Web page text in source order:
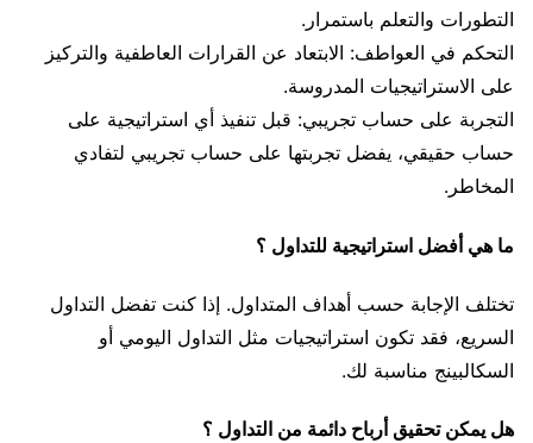
التطورات والتعلم باستمرار.
التحكم في العواطف: الابتعاد عن القرارات العاطفية والتركيز
على الاستراتيجيات المدروسة.
التجربة على حساب تجريبي: قبل تنفيذ أي استراتيجية على
حساب حقيقي، يفضل تجربتها على حساب تجريبي لتفادي
المخاطر.
ما هي أفضل استراتيجية للتداول ؟
تختلف الإجابة حسب أهداف المتداول. إذا كنت تفضل التداول
السريع، فقد تكون استراتيجيات مثل التداول اليومي أو
السكالبينج مناسبة لك.
هل يمكن تحقيق أرباح دائمة من التداول ؟